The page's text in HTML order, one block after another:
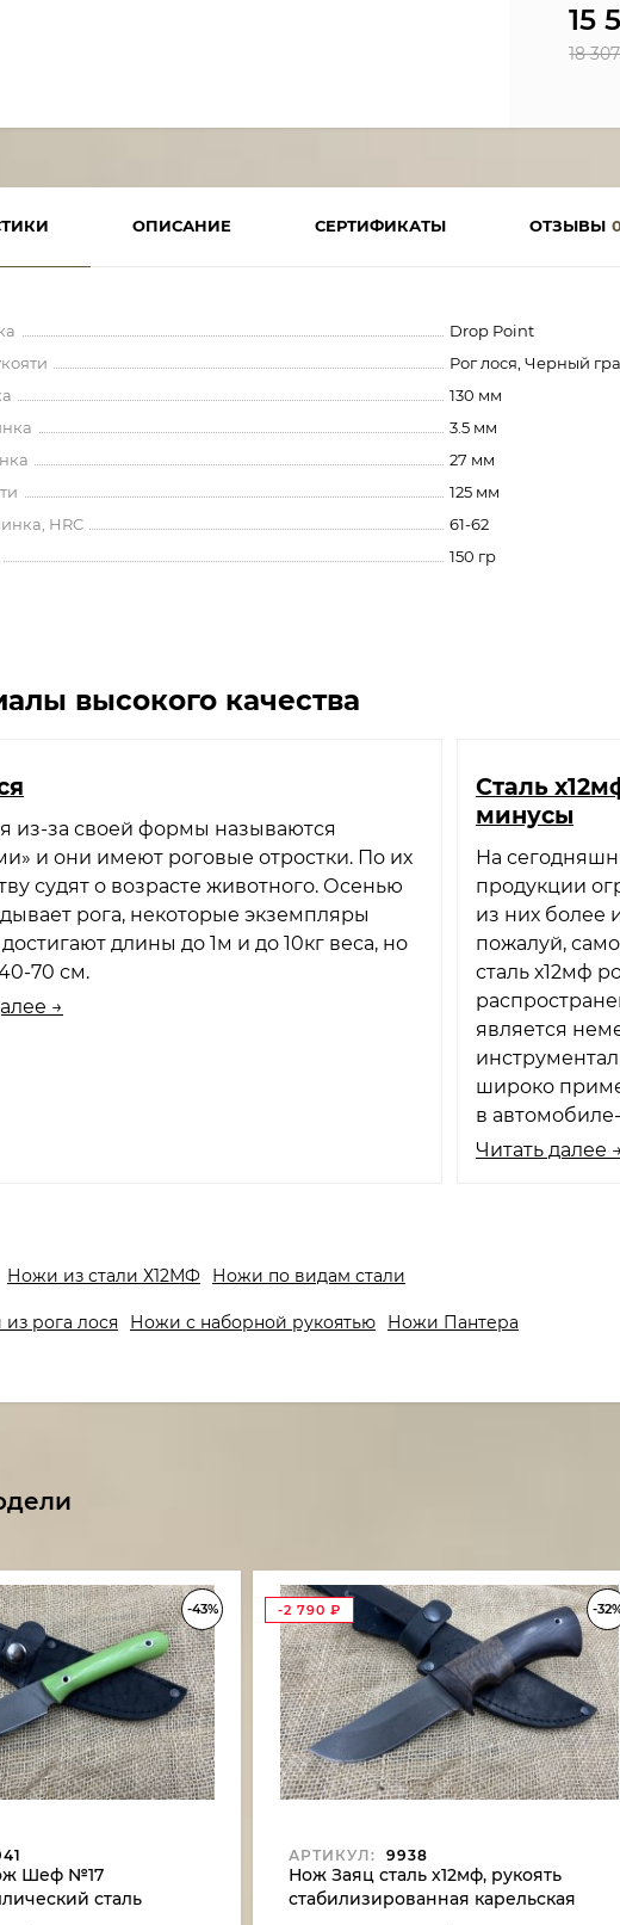
15
18
ОПИСАНИЕ СЕРТИФИКАТЫ ОТЗЫВЫ
Drop Point
Рог лося, Черный
130 мм
3.5 мм
27 мм
125 мм
HRC
61-62
150 гр
высокого качества
из-за своей формы называются
и они имеют роговые отростки. По их
судят о возрасте животного. Осенью
рога, некоторые экземпляры
длины до 1м и до 10кг веса, но
70 см.
→
Сталь
минусы
На
продукции
из них более
пожалуй,
сталь х12мф
является
широко
в
Читать далее →
Ножи из стали Х12МФ Ножи по видам стали
рога лося Ножи с наборной рукоятью Ножи Пантера
-43%
Шеф №17
сталь
-
-2 790₽
АРТИКУЛ: 9938
Нож Заяц сталь х12мф, рукоять
стабилизированная карельская